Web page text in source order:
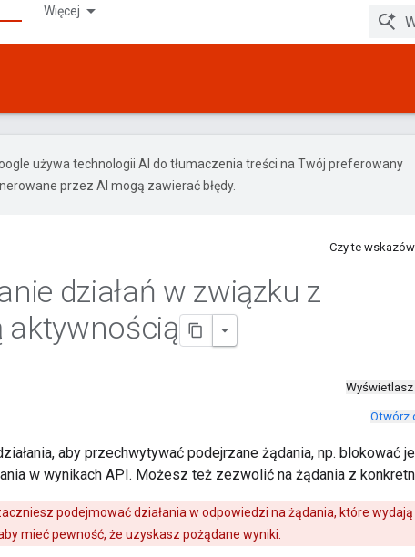
Więcej
używa technologii AI do tłumaczenia treści na Twój preferowany
przez AI mogą zawierać błędy.
Czy te
działań w związku z
aktywnością
Otwórz
aby przechwytywać podejrzane żądania, np. blokować
w wynikach API. Możesz też zezwolić na żądania z
podejmować działania w odpowiedzi na żądania, które
mieć pewność, że uzyskasz pożądane wyniki.